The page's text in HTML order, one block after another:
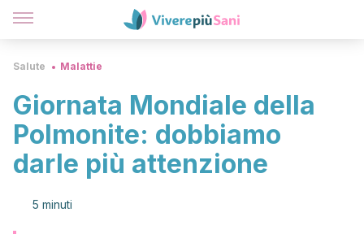
Salute Malattie
Giornata Mondiale della
Polmonite: dobbiamo
darle più attenzione
5 minuti